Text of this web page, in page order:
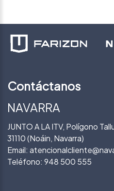
Contáctanos
NAVARRA
JUNTO A LA ITV, Polígono
31110 (Noáin, Navarra)
Email:
Teléfono: 948 500 555